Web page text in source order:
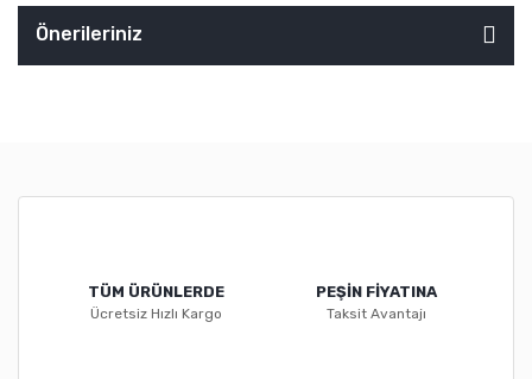
Önerileriniz
TÜM ÜRÜNLERDE
Ücretsiz Hızlı Kargo
PEŞİN FİYATINA
Taksit Avantajı